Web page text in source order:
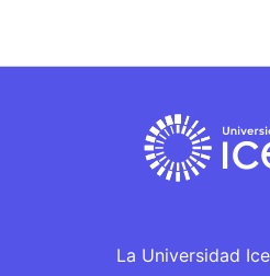
La Universidad